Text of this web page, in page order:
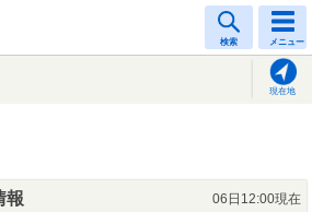
検索 メニュー
現在地
報
06日12:00現在